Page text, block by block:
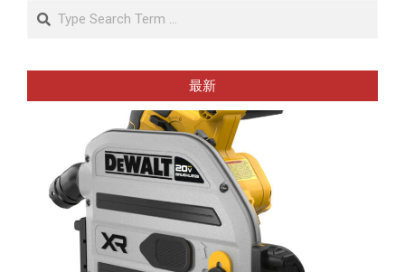
Search
最新